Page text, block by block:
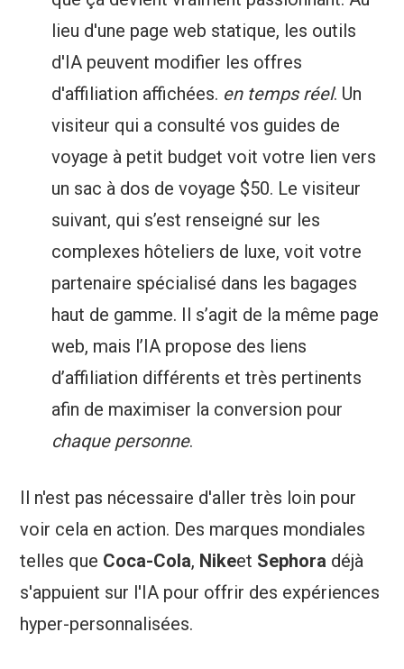
lieu d'une page web statique, les outils
d'IA peuvent modifier les offres
d'affiliation affichées. en temps réel. Un
visiteur qui a consulté vos guides de
voyage à petit budget voit votre lien vers
un sac à dos de voyage $50. Le visiteur
suivant, qui s’est renseigné sur les
complexes hôteliers de luxe, voit votre
partenaire spécialisé dans les bagages
haut de gamme. Il s’agit de la même page
web, mais l’IA propose des liens
d’affiliation différents et très pertinents
afin de maximiser la conversion pour
chaque personne.
Il n'est pas nécessaire d'aller très loin pour
voir cela en action. Des marques mondiales
telles que Coca-Cola, Nikeet Sephora déjà
s'appuient sur l'IA pour offrir des expériences
hyper-personnalisées.